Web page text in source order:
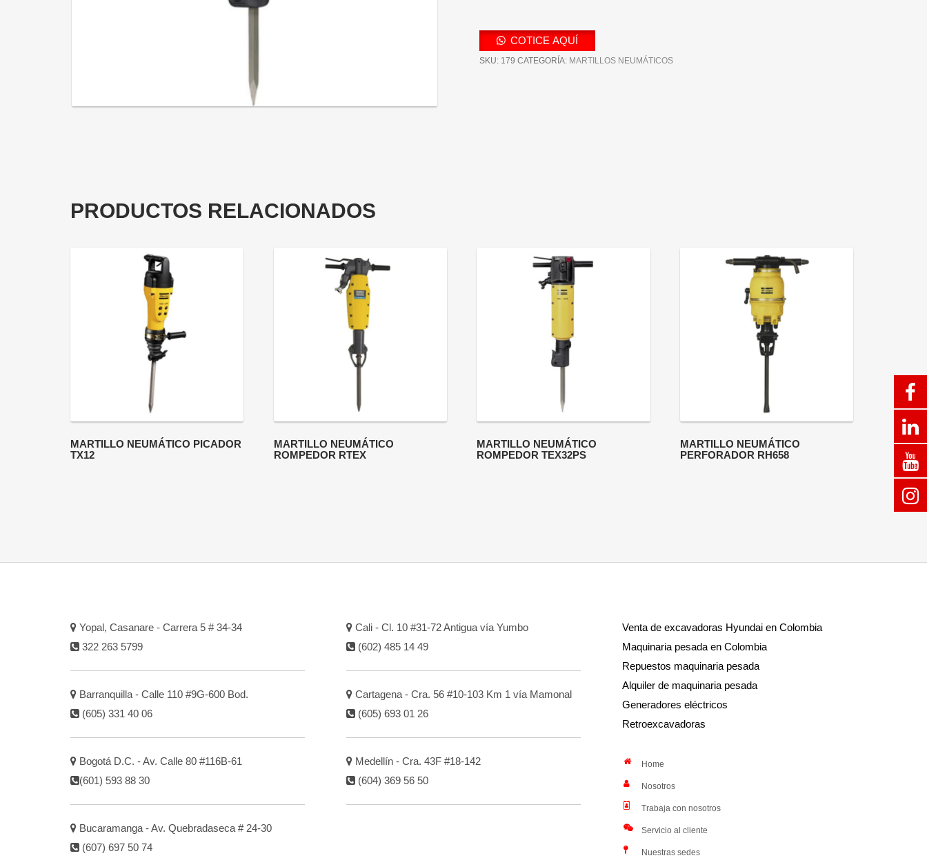
COTICE AQUÍ
SKU: 179 CATEGORÍA: MARTILLOS NEUMÁTICOS
PRODUCTOS RELACIONADOS
MARTILLO NEUMÁTICO PICADOR
TX12
MARTILLO NEUMÁTICO
ROMPEDOR RTEX
MARTILLO NEUMÁTICO
ROMPEDOR TEX32PS
MARTILLO NEUMÁTICO
PERFORADOR RH658
Yopal, Casanare - Carrera 5 # 34-34
322 263 5799
Barranquilla - Calle 110 #9G-600 Bod.
(605) 331 40 06
Bogotá D.C. - Av. Calle 80 #116B-61
(601) 593 88 30
Bucaramanga - Av. Quebradaseca # 24-30
(607) 697 50 74
Cali - Cl. 10 #31-72 Antigua vía Yumbo
(602) 485 14 49
Cartagena - Cra. 56 #10-103 Km 1 vía Mamonal
(605) 693 01 26
Medellín - Cra. 43F #18-142
(604) 369 56 50
Venta de excavadoras Hyundai en Colombia
Maquinaria pesada en Colombia
Repuestos maquinaria pesada
Alquiler de maquinaria pesada
Generadores eléctricos
Retroexcavadoras
Home
Nosotros
Trabaja con nosotros
Servicio al cliente
Nuestras sedes